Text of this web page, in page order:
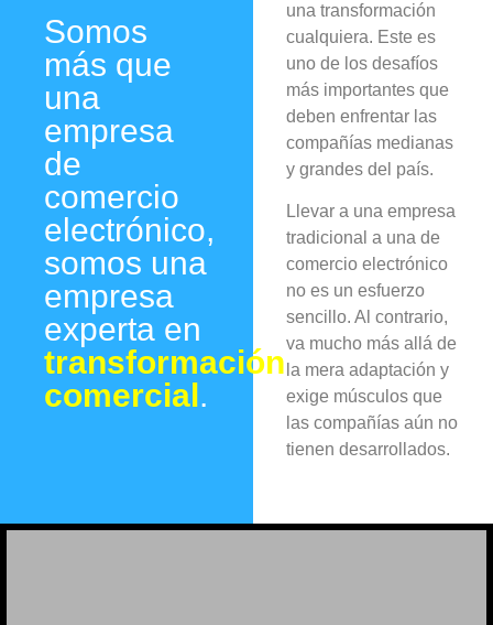
Somos
más que
una
empresa
de
comercio
electrónico,
somos una
empresa
experta en
transformación
comercial.
una transformación
cualquiera. Este es
uno de los desafíos
más importantes que
deben enfrentar las
compañías medianas
y grandes del país.
Llevar a una empresa
tradicional a una de
comercio electrónico
no es un esfuerzo
sencillo. Al contrario,
va mucho más allá de
la mera adaptación y
exige músculos que
las compañías aún no
tienen desarrollados.